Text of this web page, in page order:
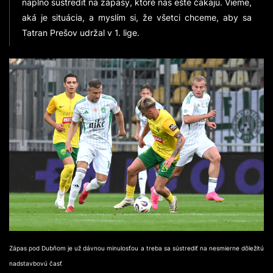
aká je situácia, a myslím si, že všetci chceme, aby sa
Tatran Prešov udržal v 1. lige.
Zápas pod Dubňom je už dávnou minulosťou a treba sa sústrediť na nesmierne dôležitú
nadstavbovú časť